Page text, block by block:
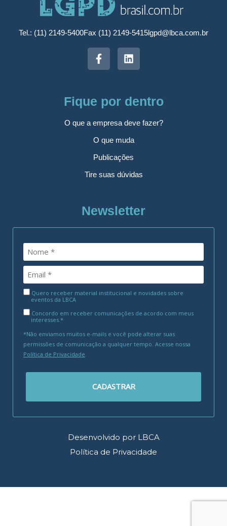
Tel.: (11) 2149-5400Fax (11) 2149-5415lgpd@lbca.com.br
Fique por dentro
O que a empresa deve fazer?
O que muda
Publicações
Tire suas dúvidas
Newsletter
Quero receber material institucional e novidades sobre
eventos da LBCA
Concordo em receber comunicações de acordo com meus
interesses.*
*Não enviamos muitos e-mails e você pode alterar suas
permissões de comunicação a qualquer tempo. Acesse nossa
Política de Privacidade
CADASTRAR
Desenvolvido por LBCA
Política de Privacidade